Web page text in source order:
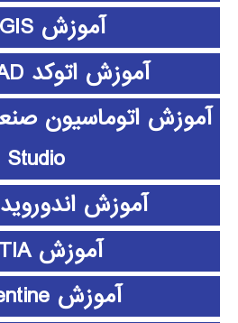
آموزش ArcGIS
آموزش اتوکد AUTOCAD
Studio
آموزش اندوروید android
آموزش CATIA
آموزش clementine